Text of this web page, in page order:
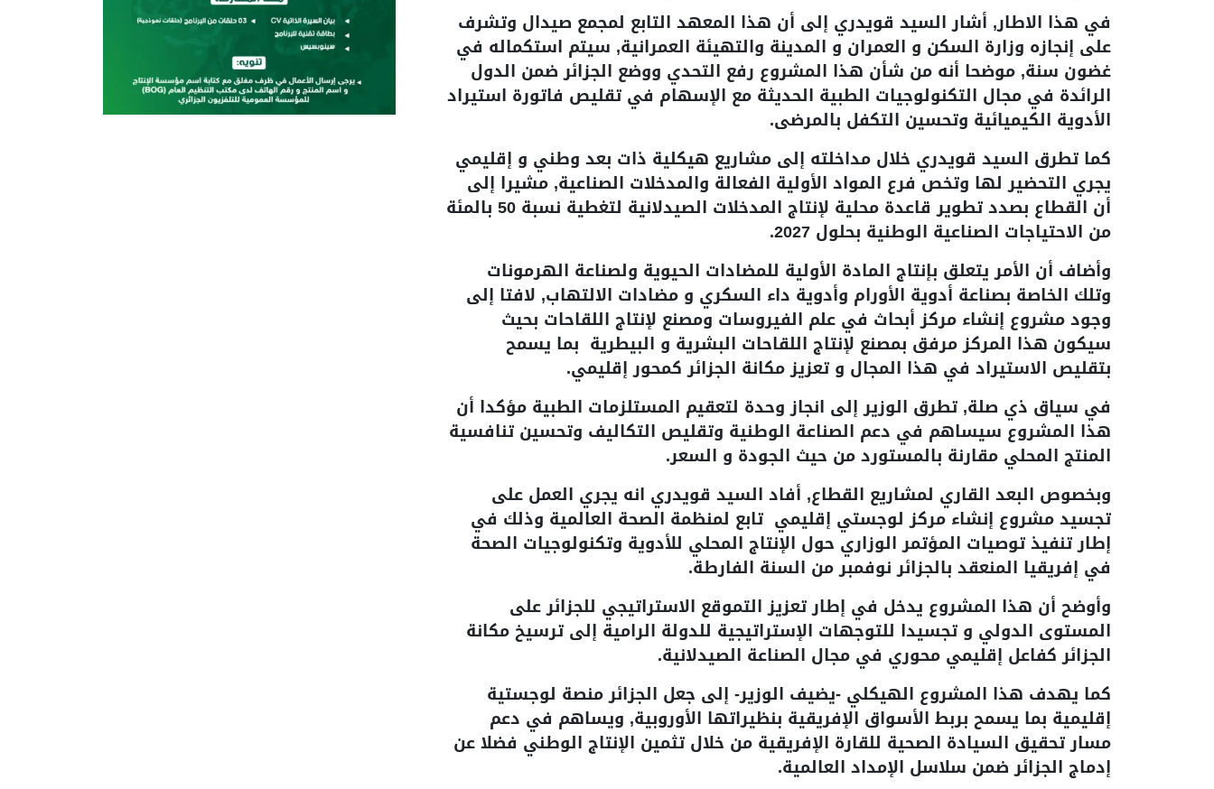
في هذا الاطار, أشار السيد قويدري إلى أن هذا المعهد التابع لمجمع صيدال وتشرف
على إنجازه وزارة السكن و العمران و المدينة والتهيئة العمرانية, سيتم استكماله في
غضون سنة, موضحا أنه من شأن هذا المشروع رفع التحدي ووضع الجزائر ضمن الدول
الرائدة في مجال التكنولوجيات الطبية الحديثة مع الإسهام في تقليص فاتورة استيراد
الأدوية الكيميائية وتحسين التكفل بالمرضى.
كما تطرق السيد قويدري خلال مداخلته إلى مشاريع هيكلية ذات بعد وطني و إقليمي
يجري التحضير لها وتخص فرع المواد الأولية الفعالة والمدخلات الصناعية, مشيرا إلى
أن القطاع بصدد تطوير قاعدة محلية لإنتاج المدخلات الصيدلانية لتغطية نسبة 50 بالمئة
من الاحتياجات الصناعية الوطنية بحلول 2027.
وأضاف أن الأمر يتعلق بإنتاج المادة الأولية للمضادات الحيوية ولصناعة الهرمونات
وتلك الخاصة بصناعة أدوية الأورام وأدوية داء السكري و مضادات الالتهاب, لافتا إلى
وجود مشروع إنشاء مركز أبحاث في علم الفيروسات ومصنع لإنتاج اللقاحات بحيث
سيكون هذا المركز مرفق بمصنع لإنتاج اللقاحات البشرية و البيطرية بما يسمح
بتقليص الاستيراد في هذا المجال و تعزيز مكانة الجزائر كمحور إقليمي.
في سياق ذي صلة, تطرق الوزير إلى انجاز وحدة لتعقيم المستلزمات الطبية مؤكدا أن
هذا المشروع سيساهم في دعم الصناعة الوطنية وتقليص التكاليف وتحسين تنافسية
المنتج المحلي مقارنة بالمستورد من حيث الجودة و السعر.
وبخصوص البعد القاري لمشاريع القطاع, أفاد السيد قويدري انه يجري العمل على
تجسيد مشروع إنشاء مركز لوجستي إقليمي تابع لمنظمة الصحة العالمية وذلك في
إطار تنفيذ توصيات المؤتمر الوزاري حول الإنتاج المحلي للأدوية وتكنولوجيات الصحة
في إفريقيا المنعقد بالجزائر نوفمبر من السنة الفارطة.
وأوضح أن هذا المشروع يدخل في إطار تعزيز التموقع الاستراتيجي للجزائر على
المستوى الدولي و تجسيدا للتوجهات الإستراتيجية للدولة الرامية إلى ترسيخ مكانة
الجزائر كفاعل إقليمي محوري في مجال الصناعة الصيدلانية.
كما يهدف هذا المشروع الهيكلي -يضيف الوزير- إلى جعل الجزائر منصة لوجستية
إقليمية بما يسمح بربط الأسواق الإفريقية بنظيراتها الأوروبية, ويساهم في دعم
مسار تحقيق السيادة الصحية للقارة الإفريقية من خلال تثمين الإنتاج الوطني فضلا عن
إدماج الجزائر ضمن سلاسل الإمداد العالمية.